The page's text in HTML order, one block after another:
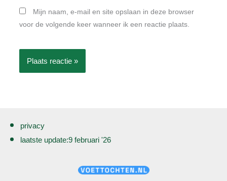
Mijn naam, e-mail en site opslaan in deze browser
voor de volgende keer wanneer ik een reactie plaats.
privacy
laatste update:9 februari '26